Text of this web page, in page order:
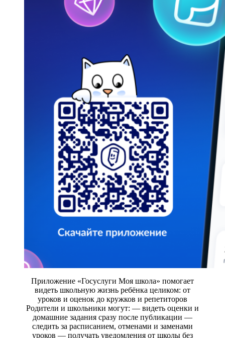
Приложение «Госуслуги Моя школа» помогает
видеть школьную жизнь ребёнка целиком: от
уроков и оценок до кружков и репетиторов
Родители и школьники могут: — видеть оценки и
домашние задания сразу после публикации —
следить за расписанием, отменами и заменами
уроков — получать уведомления от школы без